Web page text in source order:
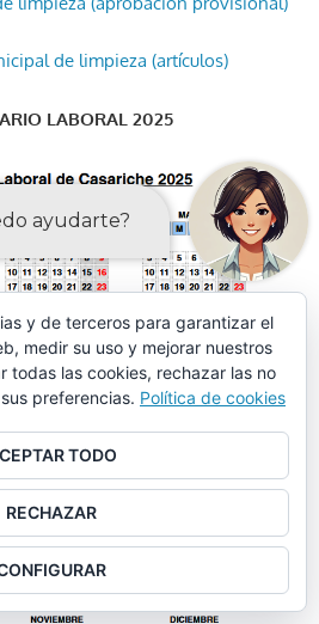
de limpieza (artículos)
LABORAL 2025
y de terceros para garantizar el
medir su uso y mejorar nuestros
todas las cookies, rechazar las no
preferencias. Política de cookies
TODO
RECHAZAR